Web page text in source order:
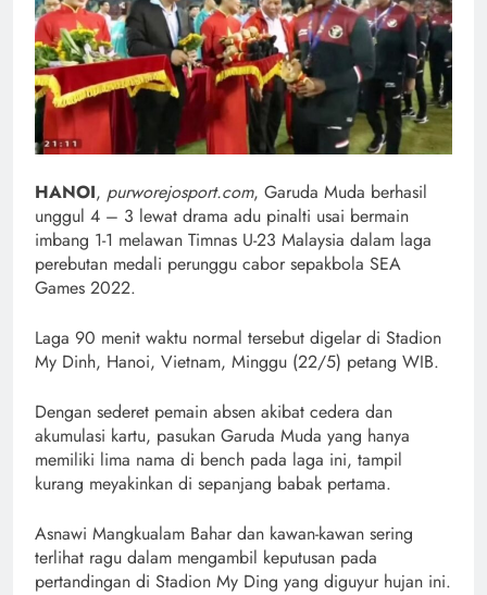
HANOI, purworejosport.com, Garuda Muda berhasil
unggul 4 – 3 lewat drama adu pinalti usai bermain
imbang 1-1 melawan Timnas U-23 Malaysia dalam laga
perebutan medali perunggu cabor sepakbola SEA
Games 2022.
Laga 90 menit waktu normal tersebut digelar di Stadion
My Dinh, Hanoi, Vietnam, Minggu (22/5) petang WIB.
Dengan sederet pemain absen akibat cedera dan
akumulasi kartu, pasukan Garuda Muda yang hanya
memiliki lima nama di bench pada laga ini, tampil
kurang meyakinkan di sepanjang babak pertama.
Asnawi Mangkualam Bahar dan kawan-kawan sering
terlihat ragu dalam mengambil keputusan pada
pertandingan di Stadion My Ding yang diguyur hujan ini.